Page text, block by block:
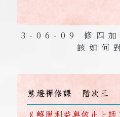
3-06-09 修四加
該如何